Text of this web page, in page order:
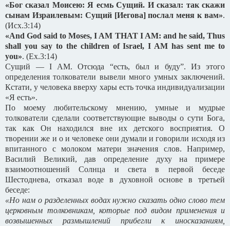
«Бог сказал Моисею: Я есмь Сущий. И сказал: так скажи
сынам Израилевым: Сущий [Иегова] послал меня к вам».
(Исх.3:14)
«And God said to Moses, I AM THAT I AM: and he said, Thus
shall you say to the children of Israel, I AM has sent me to
you». (Ex.3:14)
Сущий — I AM. Отсюда “есть, был и буду”. Из этого
определения толкователи вывели много умных заключений.
Кстати, у человека вверху хары есть точка индивидуализации
«Я есть».
По моему любительскому мнению, умные и мудрые
толкователи сделали соответствующие выводы о сути Бога,
так как Он находился вне их детского восприятия. О
творении же и о и человеке они думали и говорили исходя из
впитанного с молоком матери значения слов. Например,
Василий Великий, дав определение духу на примере
взаимоотношений Солнца и света в первой беседе
Шестоднева, отказал воде в духовной основе в третьей
беседе:
«Но нам о разделенных водах нужно сказать одно слово тем
церковным толковникам, которые под видом применения и
возвышенных размышлений прибегли к иносказаниям,